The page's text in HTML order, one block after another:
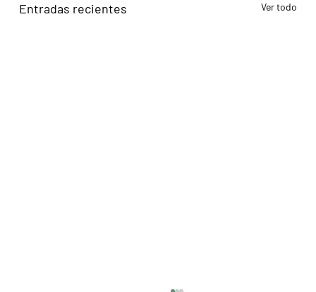
Entradas recientes Ver todo